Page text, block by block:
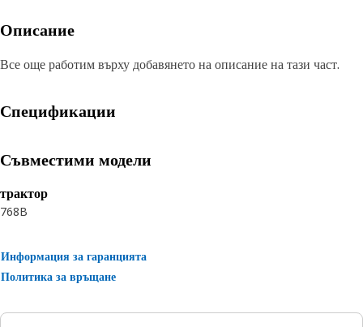
Описание
Все още работим върху добавянето на описание на тази част.
Спецификации
Съвместими модели
трактор
768B
Информация за гаранцията
Политика за връщане